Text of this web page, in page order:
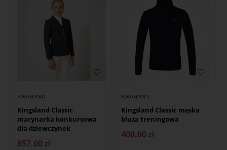
KINGSLAND
Kingsland Classic
marynarka konkursowa
dla dziewczynek
857,00 zł
KINGSLAND
Kingsland Classic męska
bluza treningowa
400,00 zł